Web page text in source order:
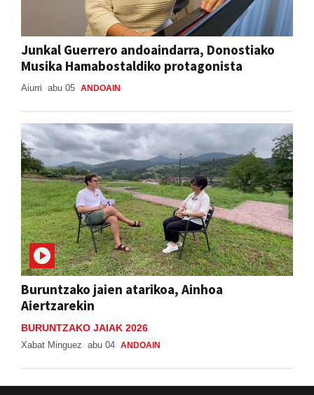
Junkal Guerrero andoaindarra, Donostiako
Musika Hamabostaldiko protagonista
Aiurri abu 05 ANDOAIN
Buruntzako jaien atarikoa, Ainhoa
Aiertzarekin
BURUNTZAKO JAIAK 2026
Xabat Minguez abu 04 ANDOAIN